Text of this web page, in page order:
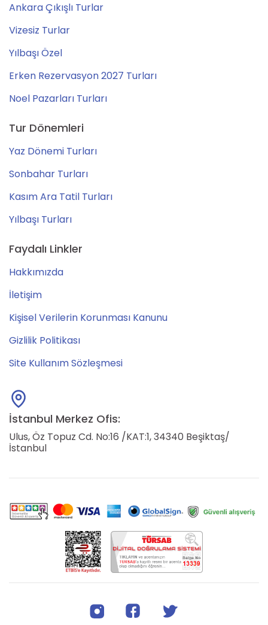
Ankara Çıkışlı Turlar
Vizesiz Turlar
Yılbaşı Özel
Erken Rezervasyon 2027 Turları
Noel Pazarları Turları
Tur Dönemleri
Yaz Dönemi Turları
Sonbahar Turları
Kasım Ara Tatil Turları
Yılbaşı Turları
Faydalı Linkler
Hakkımızda
İletişim
Kişisel Verilerin Korunması Kanunu
Gizlilik Politikası
Site Kullanım Sözleşmesi
İstanbul Merkez Ofis:
Ulus, Öz Topuz Cd. No:16 /KAT:1, 34340 Beşiktaş/
İstanbul